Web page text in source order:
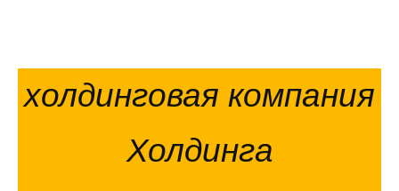
холдинговая компания
Холдинга